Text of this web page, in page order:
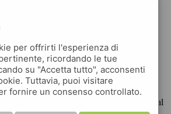
tamoil shell
per offrirti l'esperienza di
ricordando le tue
su "Accetta tutto", acconsenti
Tuttavia, puoi visitare
fornire un consenso controllato.